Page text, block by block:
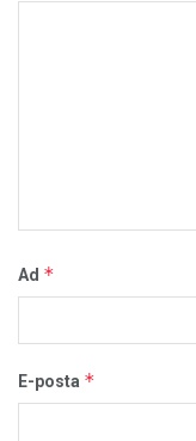
Ad *
E-posta *